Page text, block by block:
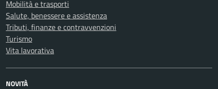
Mobilità e trasporti
Salute, benessere e assistenza
Tributi, finanze e contravvenzioni
Turismo
Vita lavorativa
NOVITÀ